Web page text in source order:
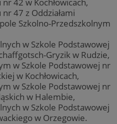
47 z Oddziałami
Szkolno-Przedszkolnym
w Szkole Podstawowej
Gryzik w Rudzie,
w Szkole Podstawowej nr
w Kochłowicach,
w Szkole Podstawowej nr
w Halembie,
w Szkole Podstawowej
w Orzegowie.